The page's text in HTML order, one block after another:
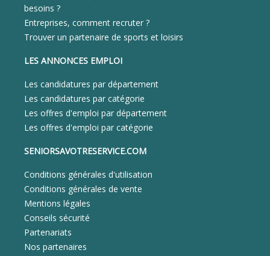
besoins ?
Entreprises, comment recruter ?
Trouver un partenaire de sports et loisirs
LES ANNONCES EMPLOI
Les candidatures par département
Les candidatures par catégorie
Les offres d'emploi par département
Les offres d'emploi par catégorie
SENIORSAVOTRESERVICE.COM
Conditions générales d'utilisation
Conditions générales de vente
Mentions légales
Conseils sécurité
Partenariats
Nos partenaires